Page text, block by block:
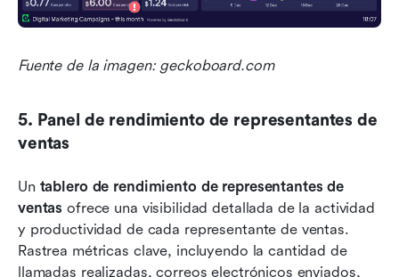
Fuente de la imagen: geckoboard.com
5. Panel de rendimiento de representantes de
ventas
Un tablero de rendimiento de representantes de
ventas ofrece una visibilidad detallada de la actividad
y productividad de cada representante de ventas.
Rastrea métricas clave, incluyendo la cantidad de